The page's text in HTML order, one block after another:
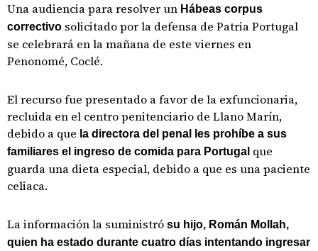
Una audiencia para resolver un Hábeas corpus
correctivo solicitado por la defensa de Patria Portugal
se celebrará en la mañana de este viernes en
Penonomé, Coclé.
El recurso fue presentado a favor de la exfuncionaria,
recluida en el centro penitenciario de Llano Marín,
debido a que la directora del penal les prohíbe a sus
familiares el ingreso de comida para Portugal que
guarda una dieta especial, debido a que es una paciente
celiaca.
La información la suministró su hijo, Román Mollah,
quien ha estado durante cuatro días intentando ingresar